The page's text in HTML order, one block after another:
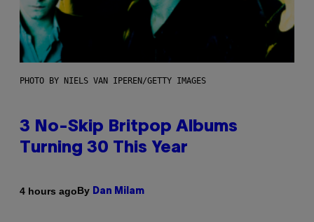
PHOTO BY NIELS VAN IPEREN/GETTY IMAGES
3 No-Skip Britpop Albums
Turning 30 This Year
4 hours agoBy Dan Milam